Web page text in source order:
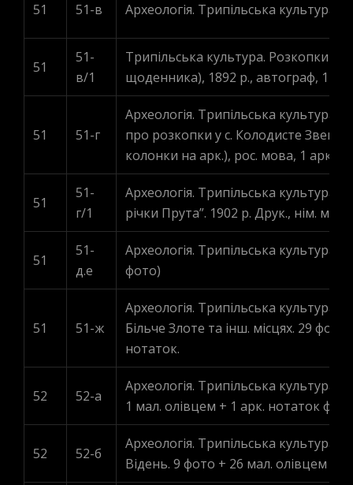
51 51-в Археологія. Трипільська культура.
51
51-
в/1
Трипільська культура. Розкопки у
щоденника), 1892 р., автограф, 1
51 51-г
Археологія. Трипільська культура.
про розкопки у с. Колодисте
колонки на арк.), рос. мова, 1 арк.
51
51-
г/1
Археологія. Трипільська культура.
річки Прута”. 1902 р. Друк., нім.
51
51-
д.е
Археологія. Трипільська культура.
фото)
51 51-ж
Археологія. Трипільська культура.
Більче Злоте та інш. місцях. 29
нотаток.
52 52-a
Археологія. Трипільська культура.
1 мал. олівцем + 1 арк. нотаток
52 52-б
Археологія. Трипільська культура.
Відень. 9 фото + 26 мал. олівцем +